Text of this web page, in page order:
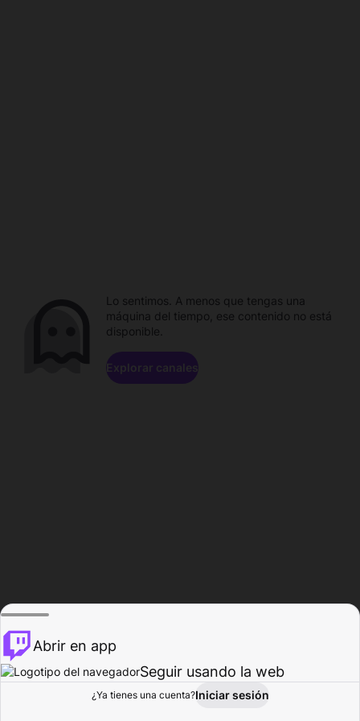
Explorar Actividad
Lo sentimos. A menos que tengas una
máquina del tiempo, ese contenido no está
disponible.
Explorar canales
Abrir en app
Seguir usando la web
¿Ya tienes una cuenta?Iniciar sesión